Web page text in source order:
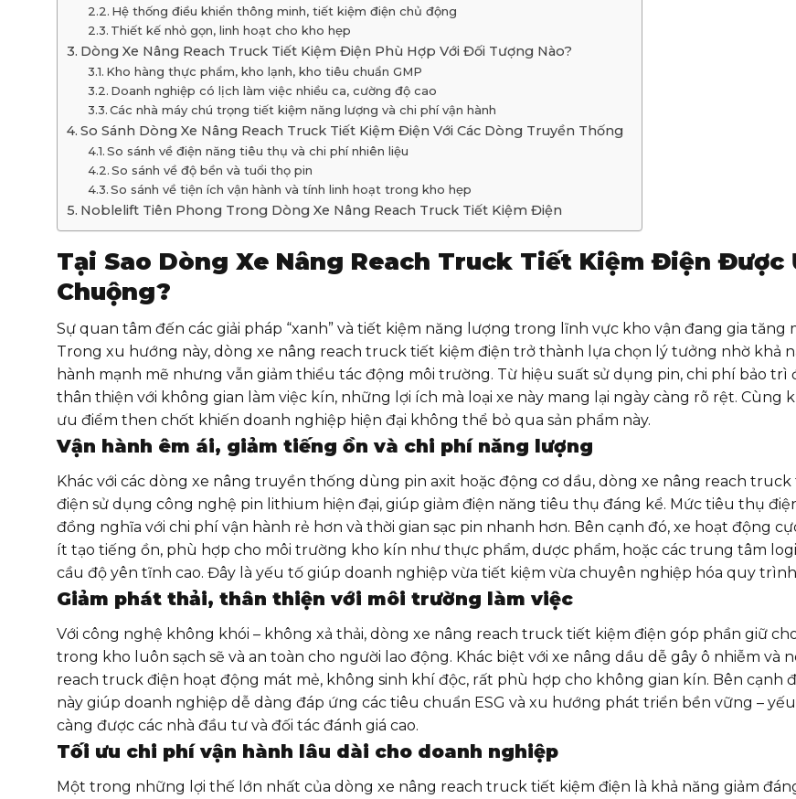
Hệ thống điều khiển thông minh, tiết kiệm điện chủ động
Thiết kế nhỏ gọn, linh hoạt cho kho hẹp
Dòng Xe Nâng Reach Truck Tiết Kiệm Điện Phù Hợp Với Đối Tượng Nào?
Kho hàng thực phẩm, kho lạnh, kho tiêu chuẩn GMP
Doanh nghiệp có lịch làm việc nhiều ca, cường độ cao
Các nhà máy chú trọng tiết kiệm năng lượng và chi phí vận hành
So Sánh Dòng Xe Nâng Reach Truck Tiết Kiệm Điện Với Các Dòng Truyền Thống
So sánh về điện năng tiêu thụ và chi phí nhiên liệu
So sánh về độ bền và tuổi thọ pin
So sánh về tiện ích vận hành và tính linh hoạt trong kho hẹp
Noblelift Tiên Phong Trong Dòng Xe Nâng Reach Truck Tiết Kiệm Điện
Tại Sao Dòng Xe Nâng Reach Truck Tiết Kiệm Điện Được
Chuộng?
Sự quan tâm đến các giải pháp “xanh” và tiết kiệm năng lượng trong lĩnh vực kho vận đang gia tăng
Trong xu hướng này, dòng xe nâng reach truck tiết kiệm điện trở thành lựa chọn lý tưởng nhờ khả
hành mạnh mẽ nhưng vẫn giảm thiểu tác động môi trường. Từ hiệu suất sử dụng pin, chi phí bảo trì
thân thiện với không gian làm việc kín, những lợi ích mà loại xe này mang lại ngày càng rõ rệt. Cùng
ưu điểm then chốt khiến doanh nghiệp hiện đại không thể bỏ qua sản phẩm này.
Vận hành êm ái, giảm tiếng ồn và chi phí năng lượng
Khác với các dòng xe nâng truyền thống dùng pin axit hoặc động cơ dầu, dòng xe nâng reach truck
điện sử dụng công nghệ pin lithium hiện đại, giúp giảm điện năng tiêu thụ đáng kể. Mức tiêu thụ
đồng nghĩa với chi phí vận hành rẻ hơn và thời gian sạc pin nhanh hơn. Bên cạnh đó, xe hoạt động
ít tạo tiếng ồn, phù hợp cho môi trường kho kín như thực phẩm, dược phẩm, hoặc các trung tâm
cầu độ yên tĩnh cao. Đây là yếu tố giúp doanh nghiệp vừa tiết kiệm vừa chuyên nghiệp hóa quy trình
Giảm phát thải, thân thiện với môi trường làm việc
Với công nghệ không khói – không xả thải, dòng xe nâng reach truck tiết kiệm điện góp phần giữ
trong kho luôn sạch sẽ và an toàn cho người lao động. Khác biệt với xe nâng dầu dễ gây ô nhiễm và
reach truck điện hoạt động mát mẻ, không sinh khí độc, rất phù hợp cho không gian kín. Bên cạnh
này giúp doanh nghiệp dễ dàng đáp ứng các tiêu chuẩn ESG và xu hướng phát triển bền vững –
càng được các nhà đầu tư và đối tác đánh giá cao.
Tối ưu chi phí vận hành lâu dài cho doanh nghiệp
Một trong những lợi thế lớn nhất của dòng xe nâng reach truck tiết kiệm điện là khả năng giảm